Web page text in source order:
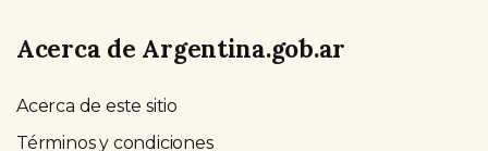
Acerca de Argentina.gob.ar
Acerca de este sitio
Términos y condiciones